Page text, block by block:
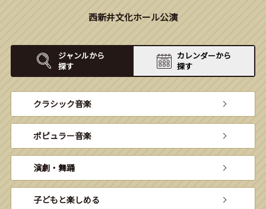
西新井文化ホール公演
ジャンルから
探す
カレンダーから
探す
クラシック音楽
ポピュラー音楽
演劇・舞踊
子どもと楽しめる